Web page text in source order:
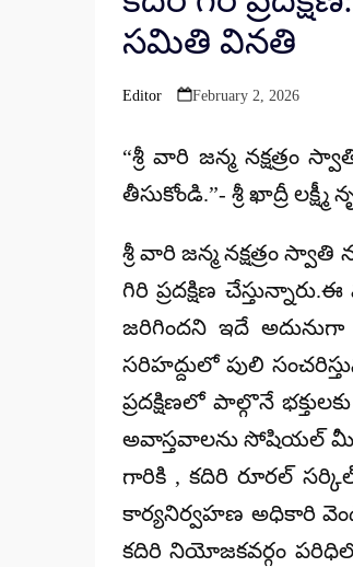
సమితి వినతి
Posted
Editor February 2, 2026
“శ్రీ వారి జన్మ నక్షత్రం
తీసుకోండి.”- శ్రీ ఖాద్రీ
శ్రీ వారి జన్మ నక్షత్రం స్వాతి
గిరి ప్రదక్షిణ
జరిగిందని ఇదే అదునుగా
సరిహద్దులో పులి
ప్రదక్షిణలో పాల్గొనే
అవాస్తవాలను సోషియల్
గారికి , కదిరి రూరల్
కార్యనిర్వహణ అధికారి
కదిరి నియోజకవర్గం